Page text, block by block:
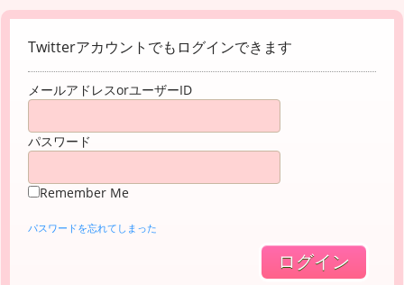
Twitterアカウントでもログインできます
メールアドレスorユーザーID
パスワード
Remember Me
パスワードを忘れてしまった